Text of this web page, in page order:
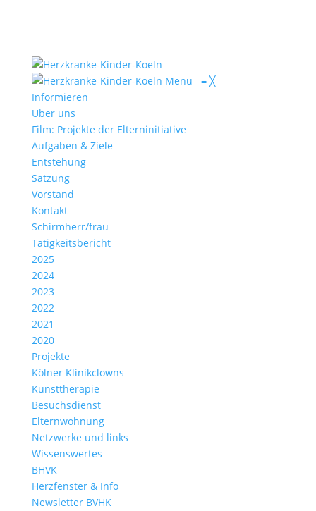
Menu ≡ ╳
Informieren
Über uns
Film: Projekte der Elterninitiative
Aufgaben & Ziele
Entstehung
Satzung
Vorstand
Kontakt
Schirmherr/frau
Tätigkeitsbericht
2025
2024
2023
2022
2021
2020
Projekte
Kölner Klinikclowns
Kunsttherapie
Besuchsdienst
Elternwohnung
Netzwerke und links
Wissenswertes
BHVK
Herzfenster & Info
Newsletter BVHK